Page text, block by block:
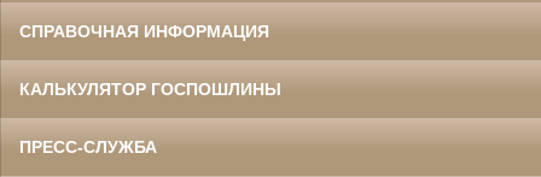
СПРАВОЧНАЯ ИНФОРМАЦИЯ
КАЛЬКУЛЯТОР ГОСПОШЛИНЫ
ПРЕСС-СЛУЖБА